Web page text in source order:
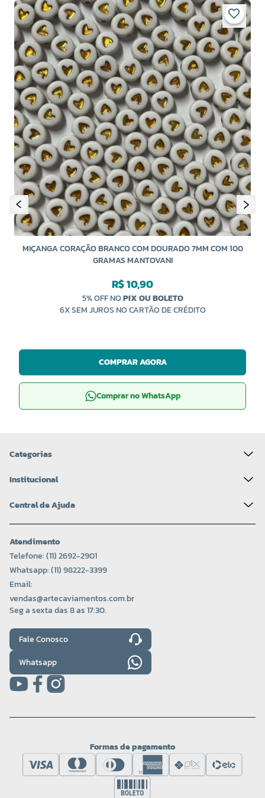
MIÇANGA CORAÇÃO BRANCO COM DOURADO 7MM COM 100
GRAMAS MANTOVANI
R$ 10,90
5% OFF NOPIX OU BOLETO
6X SEM JUROS NO CARTÃO DE CRÉDITO
COMPRAR AGORA
Comprar no WhatsApp
Categorias
Institucional
Central de Ajuda
Atendimento
Telefone: (11) 2692-2901
Whatsapp: (11) 98222-3399
Email:
vendas@artecaviamentos.com.br
Seg a sexta das 8 as 17:30.
Fale Conosco
Whatsapp
Formas de pagamento